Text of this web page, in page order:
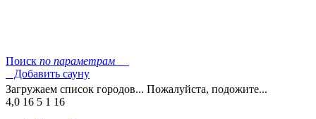
Поиск по параметрам
Добавить сауну
Загружаем список городов... Пожалуйста, подожите...
4,0 16 5 1 16